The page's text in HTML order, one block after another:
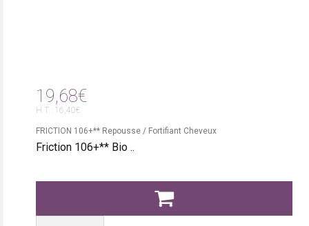
19,68€
H.T : 16,40€
FRICTION 106+** Repousse / Fortifiant Cheveux
Friction 106+** Bio ..